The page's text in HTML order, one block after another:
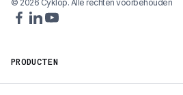
© 2026 Cyklop. Alle rechten voorbehouden
PRODUCTEN